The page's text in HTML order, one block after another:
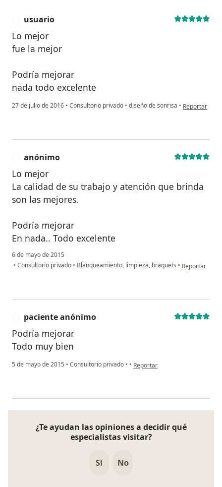
usuario
Lo mejor
fue la mejor
Podría mejorar
nada todo excelente
27 de julio de 2016 • Consultorio privado • diseño de sonrisa • en opinión
Reportar
anónimo
Lo mejor
La calidad de su trabajo y atención que brinda
son las mejores.
Podría mejorar
En nada.. Todo excelente
6 de mayo de 2015
• Consultorio privado • Blanqueamiento, limpieza, braquets • en opinión
Reportar
paciente anónimo
Podría mejorar
Todo muy bien
5 de mayo de 2015 • Consultorio privado • • en opinión del usuario paciente
Reportar
¿Te ayudan las opiniones a decidir qué
especialistas visitar?
Si No